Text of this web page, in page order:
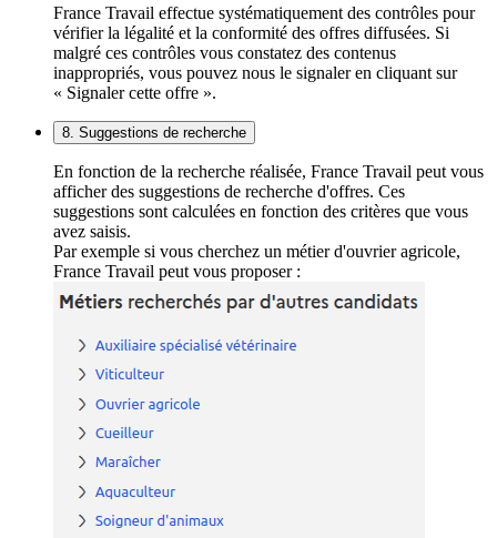
France Travail effectue systématiquement des contrôles pour
vérifier la légalité et la conformité des offres diffusées. Si
malgré ces contrôles vous constatez des contenus
inappropriés, vous pouvez nous le signaler en cliquant sur
« Signaler cette offre ».
8. Suggestions de recherche
En fonction de la recherche réalisée, France Travail peut vous
afficher des suggestions de recherche d'offres. Ces
suggestions sont calculées en fonction des critères que vous
avez saisis.
Par exemple si vous cherchez un métier d'ouvrier agricole,
France Travail peut vous proposer :